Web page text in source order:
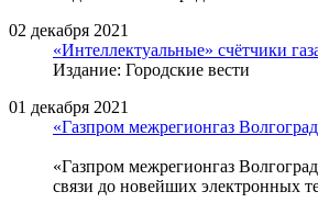
02 декабря 2021
«Интеллектуальные» счётчики
Издание: Городские вести
01 декабря 2021
«Газпром межрегионгаз
«Газпром межрегионгаз
связи до новейших электронных